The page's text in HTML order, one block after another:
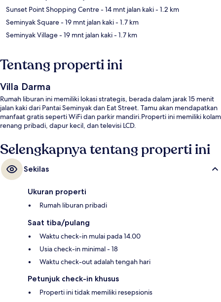
Sunset Point Shopping Centre- 14 mnt jalan kaki- 1.2 km
Seminyak Square- 19 mnt jalan kaki- 1.7 km
Seminyak Village- 19 mnt jalan kaki- 1.7 km
Tentang properti ini
Villa Darma
Rumah liburan ini memiliki lokasi strategis, berada dalam jarak 15 menit
jalan kaki dari Pantai Seminyak dan Eat Street. Tamu akan mendapatkan
manfaat gratis seperti WiFi dan parkir mandiri.Properti ini memiliki kolam
renang pribadi, dapur kecil, dan televisi LCD.
Selengkapnya tentang properti ini
Sekilas
Ukuran properti
Rumah liburan pribadi
Saat tiba/pulang
Waktu check-in mulai pada 14.00
Usia check-in minimal - 18
Waktu check-out adalah tengah hari
Petunjuk check-in khusus
Properti ini tidak memiliki resepsionis